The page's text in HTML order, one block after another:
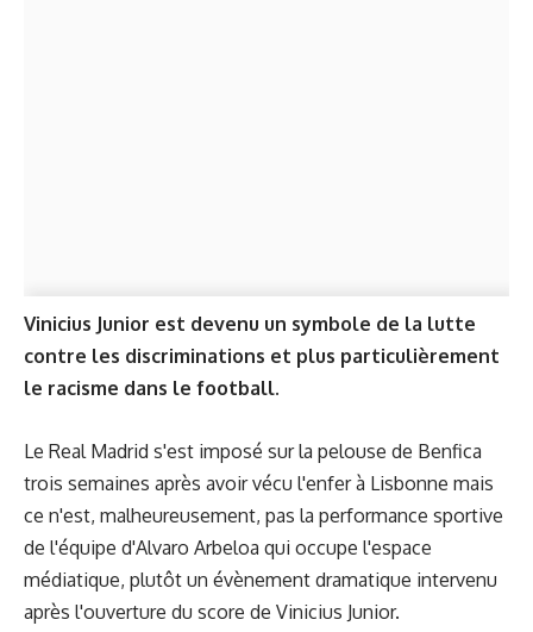
Vinicius Junior est devenu un symbole de la lutte
contre les discriminations et plus particulièrement
le racisme dans le football.
Le Real Madrid s'est imposé sur la pelouse de Benfica
trois semaines après avoir vécu l'enfer à Lisbonne mais
ce n'est, malheureusement, pas la performance sportive
de l'équipe d'Alvaro Arbeloa qui occupe l'espace
médiatique, plutôt un évènement dramatique intervenu
après l'ouverture du score de Vinicius Junior.